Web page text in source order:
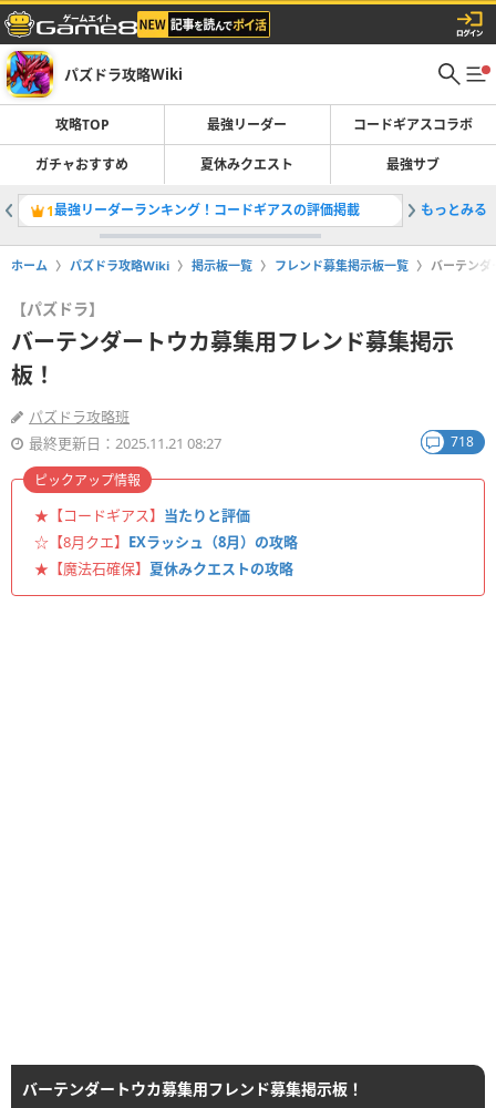
パズドラ攻略Wiki
攻略TOP 最強リーダー コードギアスコラボ
ガチャおすすめ 夏休みクエスト 最強サブ
1最強リーダーランキング！コードギアスの評価掲載 2コード
もっとみる
ホーム パズドラ攻略Wiki 掲示板一覧 フレンド募集掲示板一覧 バーテンダ
【パズドラ】
バーテンダートウカ募集用フレンド募集掲示
板！
パズドラ攻略班
最終更新日：2025.11.21 08:27
718
★【コードギアス】 当たりと評価
☆【8月クエ】 EXラッシュ（8月）の攻略
★【魔法石確保】 夏休みクエストの攻略
ピックアップ情報
バーテンダートウカ募集用フレンド募集掲示板！